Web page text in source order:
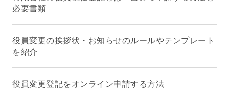
必要書類
役員変更の挨拶状・お知らせのルールやテンプレート
を紹介
役員変更登記をオンライン申請する方法